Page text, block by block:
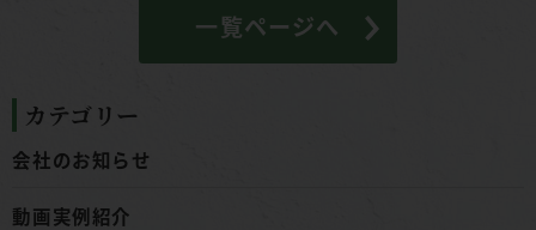
一覧ページへ
カテゴリー
会社のお知らせ
動画実例紹介